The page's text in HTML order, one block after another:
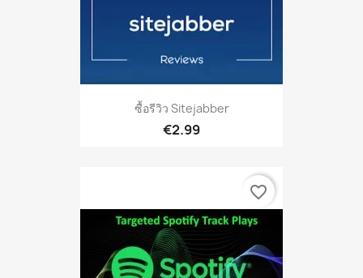
ซื้อรีวิว Sitejabber
€2.99
favorite_border